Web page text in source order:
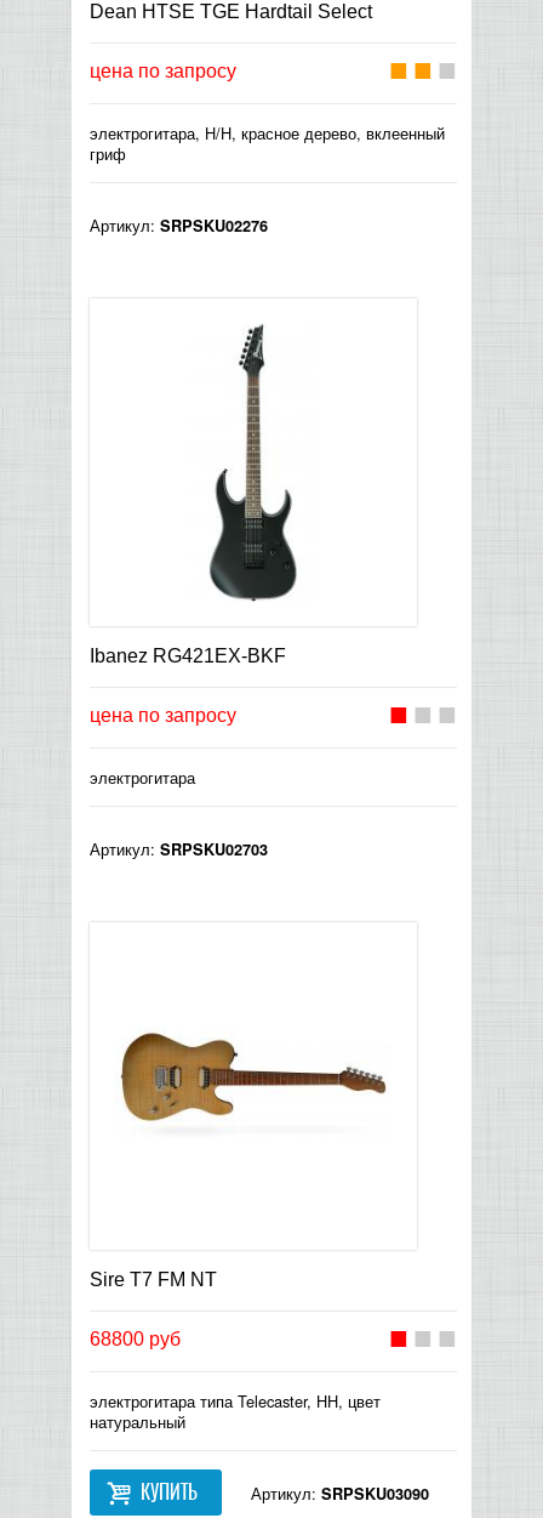
Dean HTSE TGE Hardtail Select
цена по запросу
электрогитара, H/H, красное дерево, вклеенный
гриф
Артикул: SRPSKU02276
Ibanez RG421EX-BKF
цена по запросу
электрогитара
Артикул: SRPSKU02703
Sire T7 FM NT
68800 руб
электрогитара типа Telecaster, HH, цвет
натуральный
КУПИТЬ Артикул: SRPSKU03090